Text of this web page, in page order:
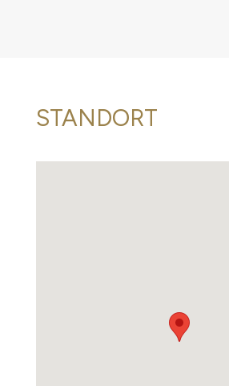
STANDORT